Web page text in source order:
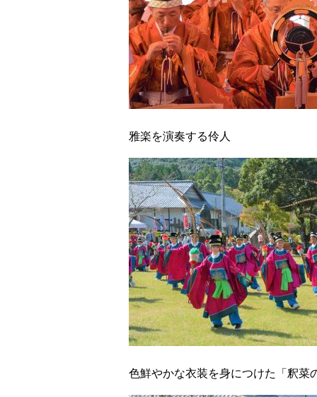
雅楽を演奏する伶人
色鮮やかな衣装を身につけた「釈菜